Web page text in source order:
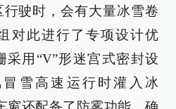
驶时，会有大量冰雪卷
对此进行了专项设计优
用“V”形迷宫式密封设
雪高速运行时灌入冰